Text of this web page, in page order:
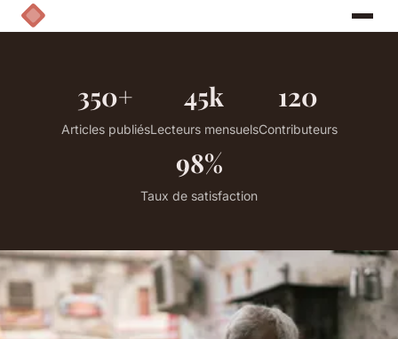
350+
Articles publiés
45k
Lecteurs mensuels
120
Contributeurs
98%
Taux de satisfaction